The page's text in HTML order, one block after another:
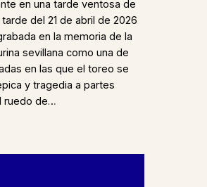
en una tarde ventosa de
del 21 de abril de 2026
en la memoria de la
sevillana como una de
en las que el toreo se
y tragedia a partes
ruedo de…